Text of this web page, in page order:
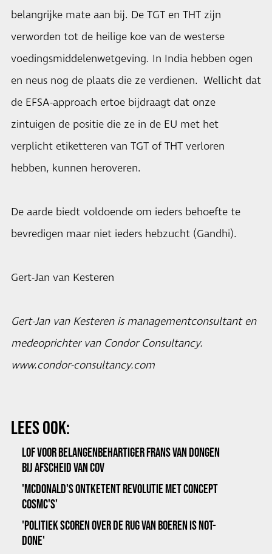
belangrijke mate aan bij. De TGT en THT zijn
verworden tot de heilige koe van de westerse
voedingsmiddelenwetgeving. In India hebben ogen
en neus nog de plaats die ze verdienen. Wellicht dat
de EFSA-approach ertoe bijdraagt dat onze
zintuigen de positie die ze in de EU met het
verplicht etiketteren van TGT of THT verloren
hebben, kunnen heroveren.
De aarde biedt voldoende om ieders behoefte te
bevredigen maar niet ieders hebzucht (Gandhi).
Gert-Jan van Kesteren
Gert-Jan van Kesteren is managementconsultant en
medeoprichter van Condor Consultancy.
www.condor-consultancy.com
LEES OOK:
LOF VOOR BELANGENBEHARTIGER FRANS VAN DONGEN
BIJ AFSCHEID VAN COV
'MCDONALD'S ONTKETENT REVOLUTIE MET CONCEPT
COSMC'S'
'POLITIEK SCOREN OVER DE RUG VAN BOEREN IS NOT-
DONE'